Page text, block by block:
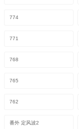
774
771
768
765
762
番外 定风波2